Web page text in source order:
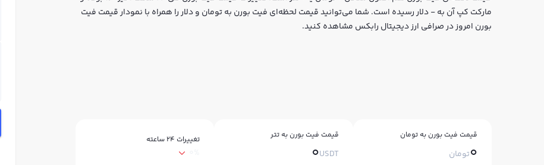
مارکت کپ آن به - دلار رسیده است. شما می‌توانید قیمت لحظه‌ای فیت بورن به تومان و دلار را همراه با نمودار قیمت فیت
بورن امروز در صرافی ارز دیجیتال رابکس مشاهده کنید.
قیمت فیت بورن به تومان
0تومان
قیمت فیت بورن به تتر
0USDT
تغییرات ۲۴ ساعته